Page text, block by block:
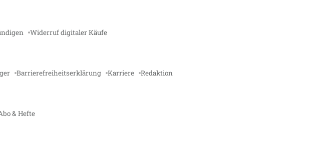
Widerruf digitaler Käufe
Barrierefreiheitserklärung Karriere Redaktion
& Hefte